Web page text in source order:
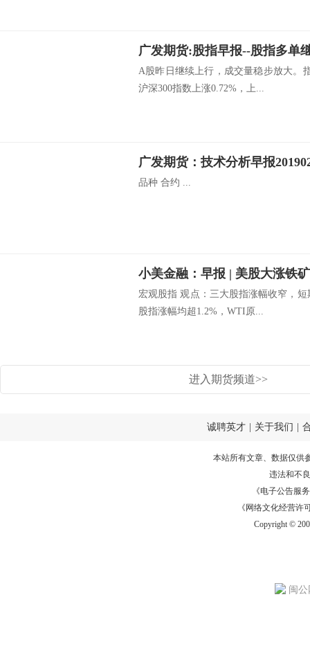
广发期货:股指早报--股指多单
A股昨日继续上行，成交量稳步放大。
沪深300指数上涨0.72%，上...
广发期货：技术分析早报
品种 合约 ...
宏观股指 观点：三大股指涨幅收窄，
股指涨幅均超1.2%，WTI原...
进入期货频道>>
诚聘英才 关于我们
本站所有文章、数据仅供
违法和不
《电子公告服务
《网络文化经营许
Copyright ©
闽公